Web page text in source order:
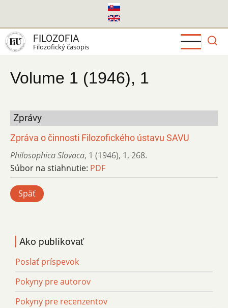
hlavný
obsah
FILOZOFIA
Filozofický časopis
Volume 1 (1946), 1
Zprávy
Zpráva o činnosti Filozofického ústavu SAVU
Philosophica Slovaca, 1 (1946), 1, 268.
Súbor na stiahnutie: PDF
Späť
Ako publikovať
Poslať príspevok
Pokyny pre autorov
Pokyny pre recenzentov